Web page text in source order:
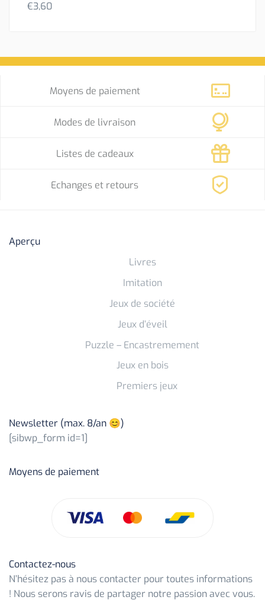
€3,60
Moyens de paiement
Modes de livraison
Listes de cadeaux
Echanges et retours
Aperçu
Livres
Imitation
Jeux de société
Jeux d’éveil
Puzzle – Encastremement
Jeux en bois
Premiers jeux
Newsletter (max. 8/an 😊)
[sibwp_form id=1]
Moyens de paiement
Contactez-nous
N’hésitez pas à nous contacter pour toutes informations
! Nous serons ravis de partager notre passion avec vous.